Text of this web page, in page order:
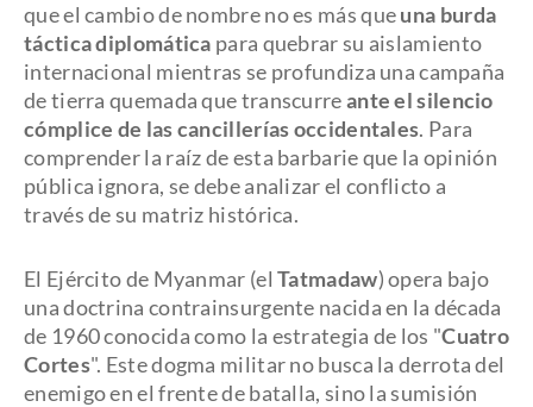
que el cambio de nombre no es más queuna burda
táctica diplomática para quebrar su aislamiento
internacional mientras se profundiza una campaña
de tierra quemada que transcurreante el silencio
cómplice de las cancillerías occidentales. Para
comprender la raíz de esta barbarie que la opinión
pública ignora, se debe analizar el conflicto a
través de su matriz histórica.
El Ejército de Myanmar (elTatmadaw) opera bajo
una doctrina contrainsurgente nacida en la década
de 1960 conocida como la estrategia de los "Cuatro
Cortes". Este dogma militar no busca la derrota del
enemigo en el frente de batalla, sino la sumisión